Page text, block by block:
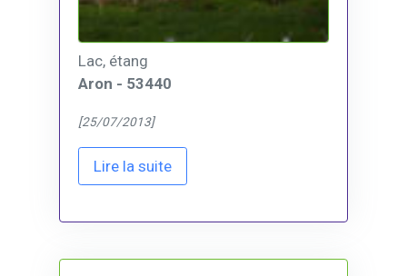
Lac, étang
Aron - 53440
[25/07/2013]
Lire la suite